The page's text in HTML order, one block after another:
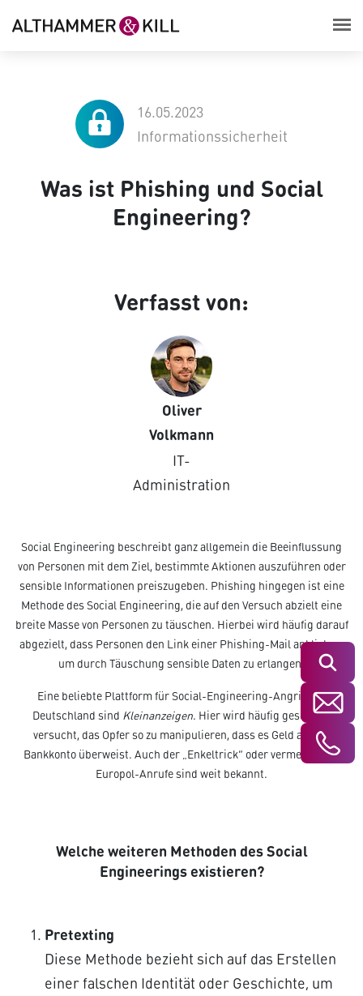
Suchen
16.05.2023
Informationssicherheit
Was ist Phishing und Social
Engineering?
Verfasst von:
Oliver
Volkmann
IT-
Administration
Social Engineering beschreibt ganz allgemein die Beeinflussung
von Personen mit dem Ziel, bestimmte Aktionen auszuführen oder
sensible Informationen preiszugeben. Phishing hingegen ist eine
Methode des Social Engineering, die auf den Versuch abzielt eine
breite Masse von Personen zu täuschen. Hierbei wird häufig darauf
abgezielt, dass Personen den Link einer Phishing-Mail anklicken,
um durch Täuschung sensible Daten zu erlangen.
Eine beliebte Plattform für Social-Engineering-Angriffe in
Deutschland sind Kleinanzeigen. Hier wird häufig geschickt
versucht, das Opfer so zu manipulieren, dass es Geld auf ein
Bankkonto überweist. Auch der „Enkeltrick“ oder vermeintliche
Europol-Anrufe sind weit bekannt.
Welche weiteren Methoden des Social
Engineerings existieren?
Pretexting
Diese Methode bezieht sich auf das Erstellen
einer falschen Identität oder Geschichte, um